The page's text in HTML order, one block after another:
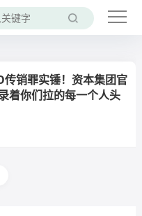
销罪实锤！资本集团官
着你们拉的每一个人头